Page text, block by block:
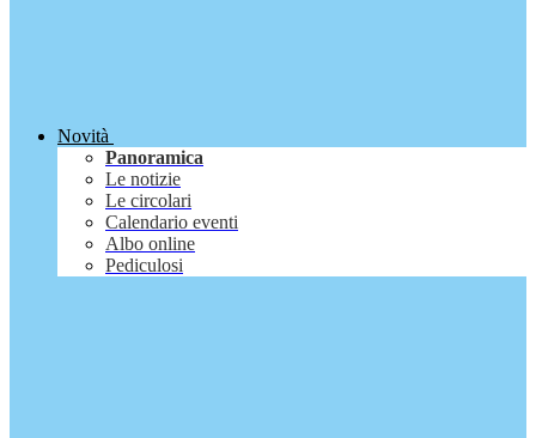
Novità
Panoramica
Le notizie
Le circolari
Calendario eventi
Albo online
Pediculosi